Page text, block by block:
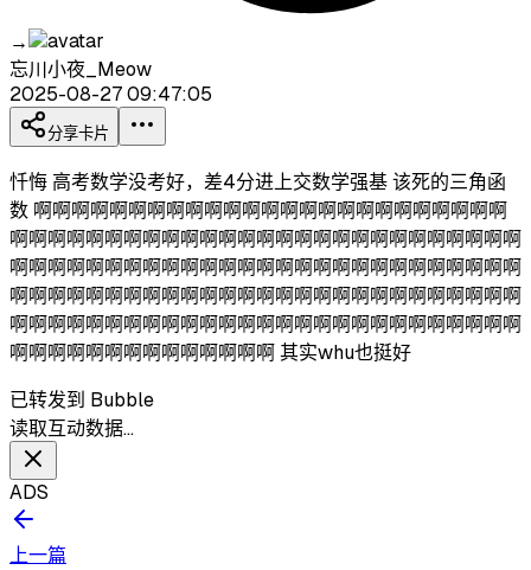
→
忘川小夜_Meow
2025-08-27 09:47:05
分享卡片
忏悔 高考数学没考好，差4分进上交数学强基 该死的三角函
数 啊啊啊啊啊啊啊啊啊啊啊啊啊啊啊啊啊啊啊啊啊啊啊啊啊
啊啊啊啊啊啊啊啊啊啊啊啊啊啊啊啊啊啊啊啊啊啊啊啊啊啊啊
啊啊啊啊啊啊啊啊啊啊啊啊啊啊啊啊啊啊啊啊啊啊啊啊啊啊啊
啊啊啊啊啊啊啊啊啊啊啊啊啊啊啊啊啊啊啊啊啊啊啊啊啊啊啊
啊啊啊啊啊啊啊啊啊啊啊啊啊啊啊啊啊啊啊啊啊啊啊啊啊啊啊
啊啊啊啊啊啊啊啊啊啊啊啊啊啊 其实whu也挺好
已转发到 Bubble
读取互动数据…
ADS
上一篇